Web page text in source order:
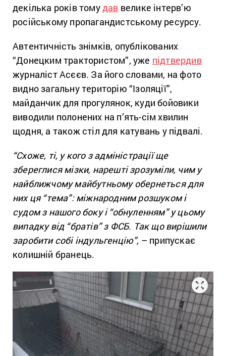
декілька років томудав велике інтерв’ю
російському пропагандистському ресурсу.
Автентичність знімків, опублікованих
“Донецким трактористом”, уже підтвердив
журналіст Асєєв. За його словами, на фото
видно загальну територію “Ізоляції”,
майданчик для прогулянок, куди бойовики
виводили полонених на п’ять-сім хвилин
щодня, а також стіл для катувань у підвалі.
“Схоже, ті, у кого з адміністрації ще
збереглися мізки, нарешті зрозуміли, чим у
найближчому майбутньому обернеться для
них ця “тема”: міжнародним розшуком і
судом з нашого боку і “обнуленням” у цьому
випадку від “братів” з ФСБ. Так що вирішили
заробити собі індульгенцію”, – припускає
колишній бранець.